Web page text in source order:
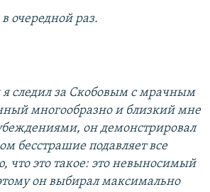
очередной раз.
я следил за Скобовым с мрачным
многообразно и близкий мне
он демонстрировал
бесстрашие подавляет все
что это такое: это невыносимый
он выбирал максимально